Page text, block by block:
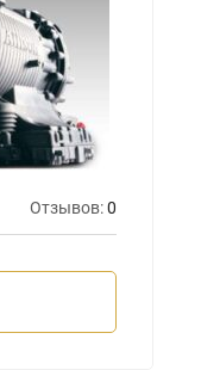
Отзывов:0